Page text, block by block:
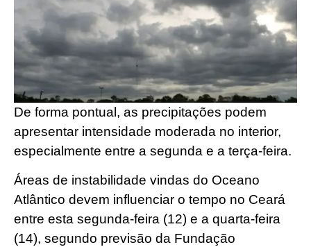
De forma pontual, as precipitações podem
apresentar intensidade moderada no interior,
especialmente entre a segunda e a terça-feira.
Áreas de instabilidade vindas do Oceano
Atlântico devem influenciar o tempo no Ceará
entre esta segunda-feira (12) e a quarta-feira
(14), segundo previsão da Fundação